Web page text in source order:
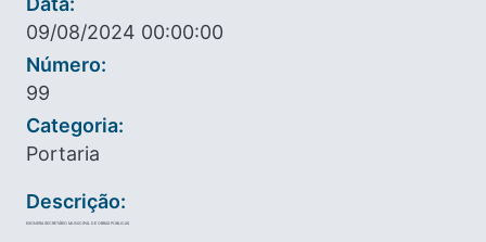
09/08/2024 00:00:00
Número:
99
Categoria:
Portaria
Descrição:
EXONERA SECRETÁRIO MUNICIPAL DE OBRAS PÚBLICAS